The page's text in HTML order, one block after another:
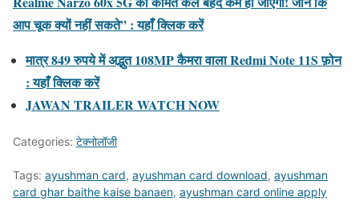
आप चूक क्यों नहीं सकते” : यहाँ क्लिक करें
मात्र 849 रुपये में अद्भुत 108MP कैमरा वाला Redmi Note 11S फ़ोन
: यहाँ क्लिक करें
JAWAN TRAILER WATCH NOW
Categories: टेक्नोलॉजी
Tags: ayushman card, ayushman card download, ayushman
card ghar baithe kaise banaen, ayushman card online apply